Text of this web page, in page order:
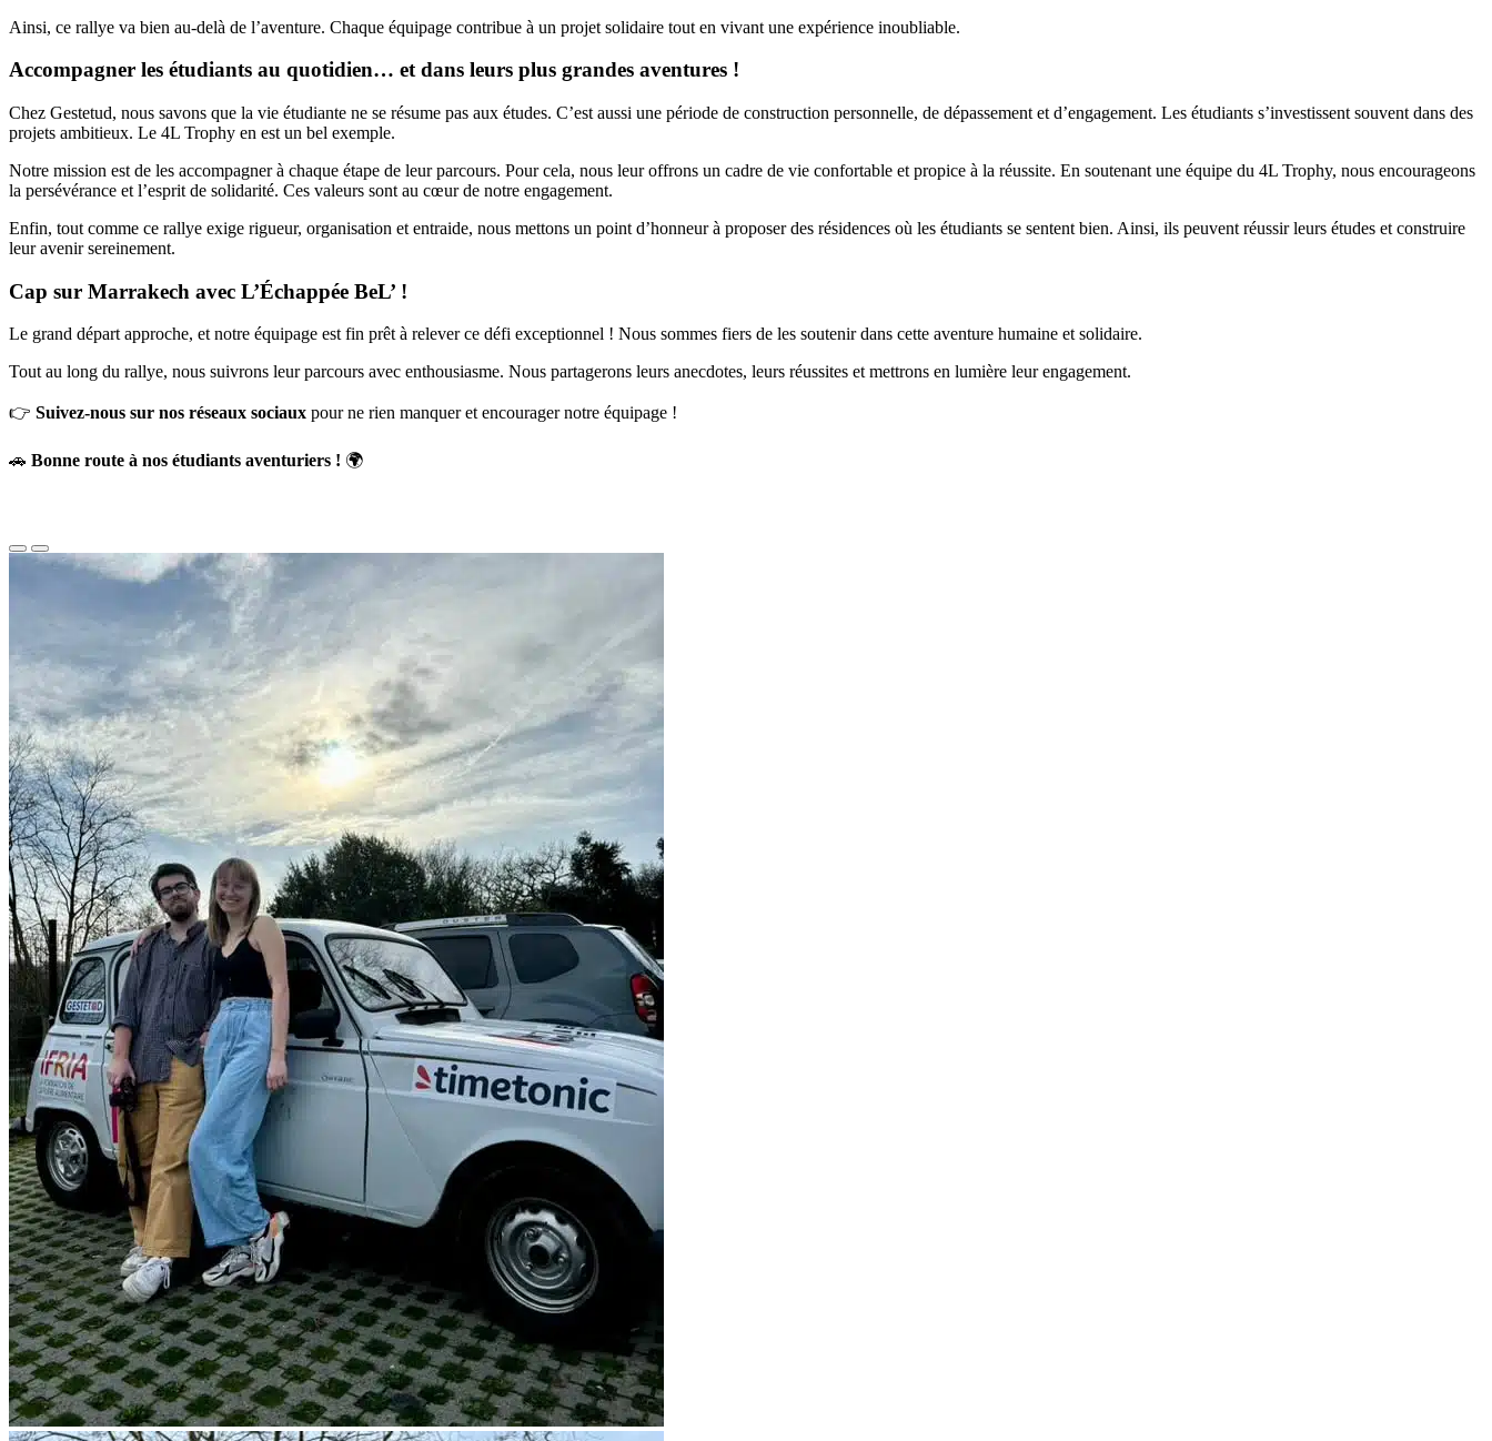
Ainsi, ce rallye va bien au-delà de l’aventure. Chaque équipage contribue à un projet solidaire tout en vivant une expérience inoubliable.
Accompagner les étudiants au quotidien… et dans leurs plus grandes aventures !
Chez Gestetud, nous savons que la vie étudiante ne se résume pas aux études. C’est aussi une période de construction personnelle, de dépassement et d’engagement. Les étudiants s’investissent souvent dans des
projets ambitieux. Le 4L Trophy en est un bel exemple.
Notre mission est de les accompagner à chaque étape de leur parcours. Pour cela, nous leur offrons un cadre de vie confortable et propice à la réussite. En soutenant une équipe du 4L Trophy, nous encourageons
la persévérance et l’esprit de solidarité. Ces valeurs sont au cœur de notre engagement.
Enfin, tout comme ce rallye exige rigueur, organisation et entraide, nous mettons un point d’honneur à proposer des résidences où les étudiants se sentent bien. Ainsi, ils peuvent réussir leurs études et construire
leur avenir sereinement.
Cap sur Marrakech avec L’Échappée BeL’ !
Le grand départ approche, et notre équipage est fin prêt à relever ce défi exceptionnel ! Nous sommes fiers de les soutenir dans cette aventure humaine et solidaire.
Tout au long du rallye, nous suivrons leur parcours avec enthousiasme. Nous partagerons leurs anecdotes, leurs réussites et mettrons en lumière leur engagement.
👉 Suivez-nous sur nos réseaux sociaux pour ne rien manquer et encourager notre équipage !
🚗 Bonne route à nos étudiants aventuriers ! 🌍